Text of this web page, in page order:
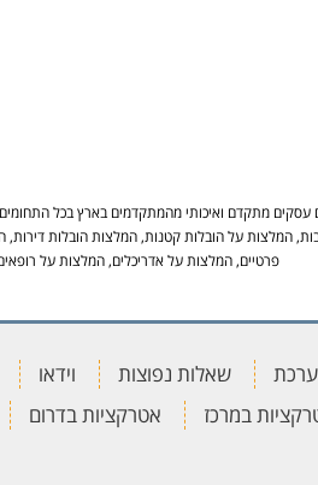
מתקדם ואיכותי מהמתקדמים בארץ בכל התחומים
המלצות על הובלות קטנות, המלצות הובלות
פרטיים, המלצות על אדריכלים, המלצות על
שאלות נפוצות וידאו
במרכז
אטרקציות בדרום